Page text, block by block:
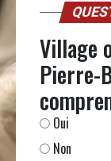
Village
Pierre-
Oui
Non